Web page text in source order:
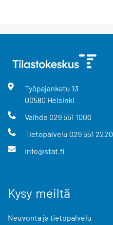
Työpajankatu 13
00580 Helsinki
Vaihde 029 551 1000
Tietopalvelu 029 551 2220
info@stat.fi
Kysy meiltä
Neuvonta ja tietopalvelu